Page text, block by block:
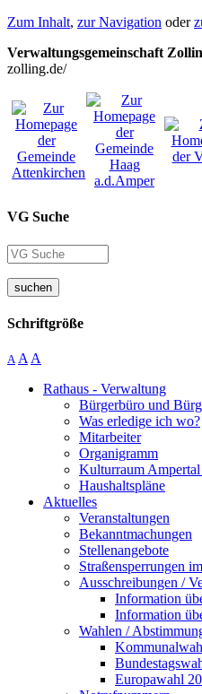
Zum Inhalt, zur Navigation oder
Verwaltungsgemeinschaft
zolling.de/
VG Suche
suchen
Schriftgröße
A A A
Rathaus - Verwaltung
Bürgerbüro und
Was erledige ich wo?
Mitarbeiter
Organigramm
Kulturraum Ampertal
Haushaltspläne
Aktuelles
Veranstaltungen
Bekanntmachungen
Stellenangebote
Straßensperrungen
Ausschreibungen /
Information
Information
Wahlen /
Europawahl